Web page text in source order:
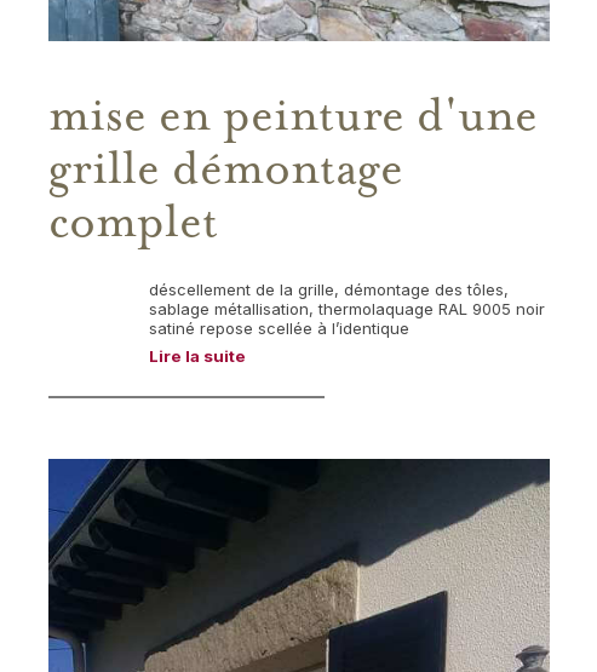
mise en peinture d'une
grille démontage
complet
déscellement de la grille, démontage des tôles,
sablage métallisation, thermolaquage RAL 9005 noir
satiné repose scellée à l’identique
Lire la suite